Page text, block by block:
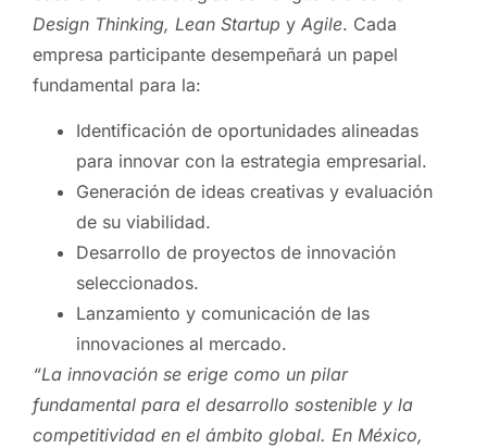
Design Thinking, Lean Startup y Agile. Cada
empresa participante desempeñará un papel
fundamental para la:
Identificación de oportunidades alineadas
para innovar con la estrategia empresarial.
Generación de ideas creativas y evaluación
de su viabilidad.
Desarrollo de proyectos de innovación
seleccionados.
Lanzamiento y comunicación de las
innovaciones al mercado.
“La innovación se erige como un pilar
fundamental para el desarrollo sostenible y la
competitividad en el ámbito global. En México,